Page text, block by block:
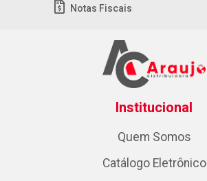
Notas Fiscais
Institucional
Quem Somos
Catálogo Eletrônico